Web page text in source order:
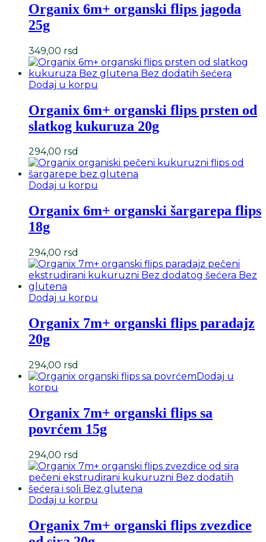
Organix 6m+ organski flips jagoda
25g
349,00 rsd
Dodaj u korpu
Organix 6m+ organski flips prsten od
slatkog kukuruza 20g
294,00 rsd
Dodaj u korpu
Organix 6m+ organski šargarepa flips
18g
294,00 rsd
Dodaj u korpu
Organix 7m+ organski flips paradajz
20g
294,00 rsd
Dodaj u
korpu
Organix 7m+ organski flips sa
povrćem 15g
294,00 rsd
Dodaj u korpu
Organix 7m+ organski flips zvezdice